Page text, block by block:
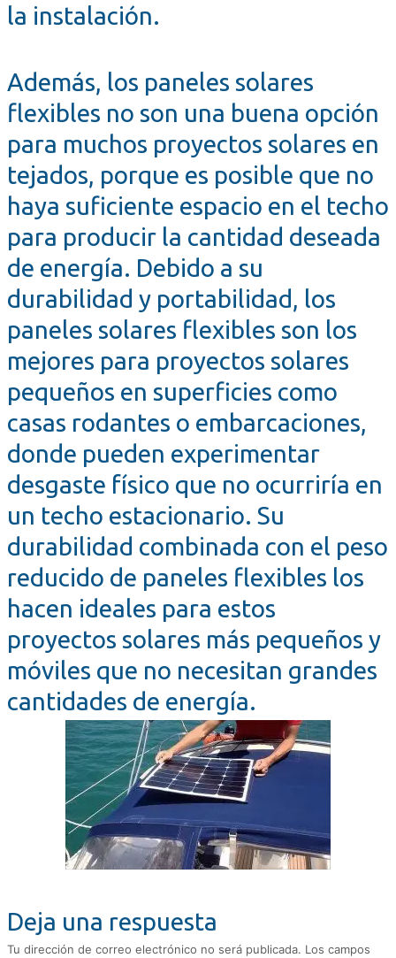
la instalación.
Además, los paneles solares
flexibles no son una buena opción
para muchos proyectos solares en
tejados, porque es posible que no
haya suficiente espacio en el techo
para producir la cantidad deseada
de energía. Debido a su
durabilidad y portabilidad, los
paneles solares flexibles son los
mejores para proyectos solares
pequeños en superficies como
casas rodantes o embarcaciones,
donde pueden experimentar
desgaste físico que no ocurriría en
un techo estacionario. Su
durabilidad combinada con el peso
reducido de paneles flexibles los
hacen ideales para estos
proyectos solares más pequeños y
móviles que no necesitan grandes
cantidades de energía.
Deja una respuesta
Tu dirección de correo electrónico no será publicada. Los campos